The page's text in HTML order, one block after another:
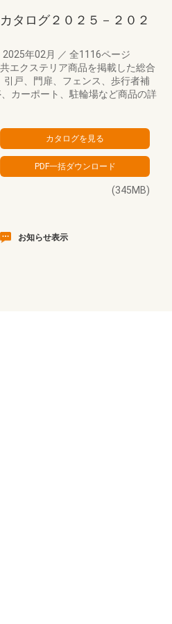
タログ２０２５－２０２
2025年02月 ／ 全1116ページ
エクステリア商品を掲載した総合
戸、門扉、フェンス、歩行者補
カーポート、駐輪場など商品の詳
(345MB)
お知らせ表示